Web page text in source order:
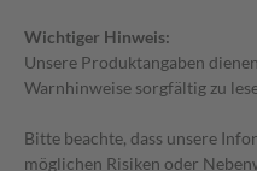
Wichtiger Hinweis:
Unsere Produktangaben
Warnhinweise sorgfältig zu
Bitte beachte, dass unsere
möglichen Risiken oder